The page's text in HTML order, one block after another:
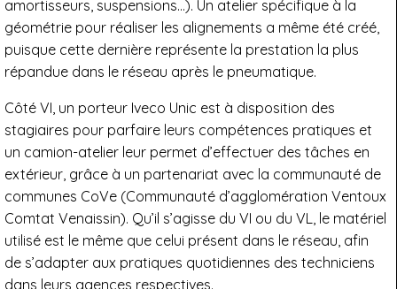
amortisseurs, suspensions…). Un atelier spécifique à la
géométrie pour réaliser les alignements a même été créé,
puisque cette dernière représente la prestation la plus
répandue dans le réseau après le pneumatique.
Côté VI, un porteur Iveco Unic est à disposition des
stagiaires pour parfaire leurs compétences pratiques et
un camion-atelier leur permet d’effectuer des tâches en
extérieur, grâce à un partenariat avec la communauté de
communes CoVe (Communauté d’agglomération Ventoux
Comtat Venaissin). Qu’il s’agisse du VI ou du VL, le matériel
utilisé est le même que celui présent dans le réseau, afin
de s’adapter aux pratiques quotidiennes des techniciens
dans leurs agences respectives.